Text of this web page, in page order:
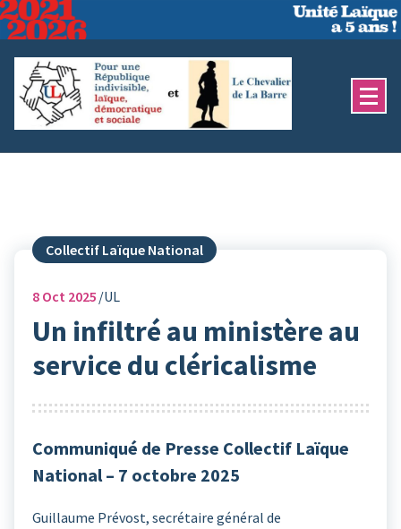
Aller
au
contenu
Collectif Laïque National
8 Oct 2025 UL
Un infiltré au ministère au
service du cléricalisme
Communiqué de Presse Collectif Laïque
National – 7 octobre 2025
Guillaume Prévost, secrétaire général de